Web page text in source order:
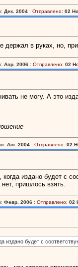
Дек. 2004: Отправлено: 02
держал в руках, но,
Апр. 2006: Отправлено: 02
не могу. А это
Авг. 2004: Отправлено: 02
когда издано будет с
пришлось взять.
Февр. 2006: Отправлено: 02
издано будет с